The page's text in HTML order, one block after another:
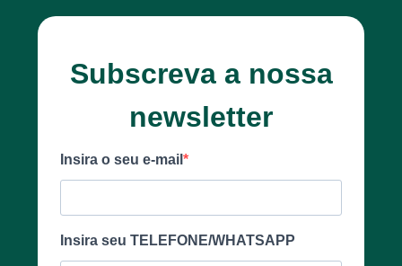
Subscreva a nossa
newsletter
Insira o seu e-mail
Insira seu TELEFONE/WHATSAPP